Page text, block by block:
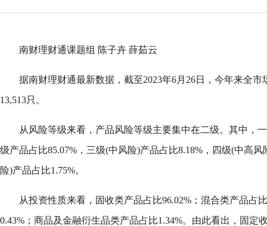
南财理财通课题组 陈子卉 薛茹云
据南财理财通最新数据，截至2023年6月26日，今年来全
13,513只。
从风险等级来看，产品风险等级主要集中在二级。其中，
级产品占比85.07%，三级(中风险)产品占比8.18%，四级(中高
险)产品占比1.75%。
从投资性质来看，固收类产品占比96.02%；混合类产品占
0.43%；商品及金融衍生品类产品占比1.34%。由此看出，固定